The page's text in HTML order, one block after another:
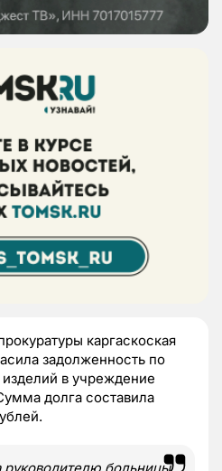
каргаскоская
задолженность по
в учреждение
долга составила
руководителю больницы